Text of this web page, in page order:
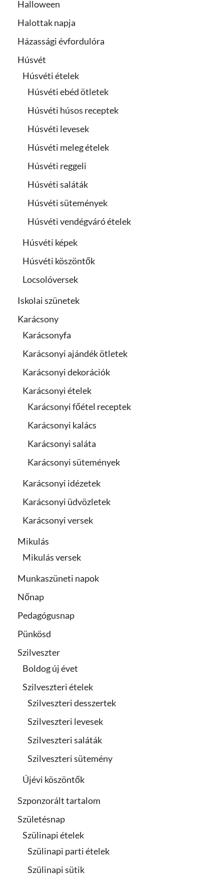
Halloween
Halottak napja
Házassági évfordulóra
Húsvét
Húsvéti ételek
Húsvéti ebéd ötletek
Húsvéti húsos receptek
Húsvéti levesek
Húsvéti meleg ételek
Húsvéti reggeli
Húsvéti saláták
Húsvéti sütemények
Húsvéti vendégváró ételek
Húsvéti képek
Húsvéti köszöntők
Locsolóversek
Iskolai szünetek
Karácsony
Karácsonyfa
Karácsonyi ajándék ötletek
Karácsonyi dekorációk
Karácsonyi ételek
Karácsonyi főétel receptek
Karácsonyi kalács
Karácsonyi saláta
Karácsonyi sütemények
Karácsonyi idézetek
Karácsonyi üdvözletek
Karácsonyi versek
Mikulás
Mikulás versek
Munkaszüneti napok
Nőnap
Pedagógusnap
Pünkösd
Szilveszter
Boldog új évet
Szilveszteri ételek
Szilveszteri desszertek
Szilveszteri levesek
Szilveszteri saláták
Szilveszteri sütemény
Újévi köszöntők
Szponzorált tartalom
Születésnap
Szülinapi ételek
Szülinapi parti ételek
Szülinapi sütik